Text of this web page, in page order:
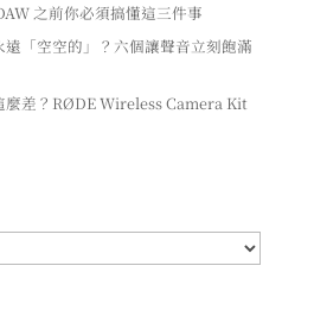
之前你必須搞懂這三件事
「空空的」？六個讓聲音立刻飽滿
麼差？RØDE Wireless Camera Kit